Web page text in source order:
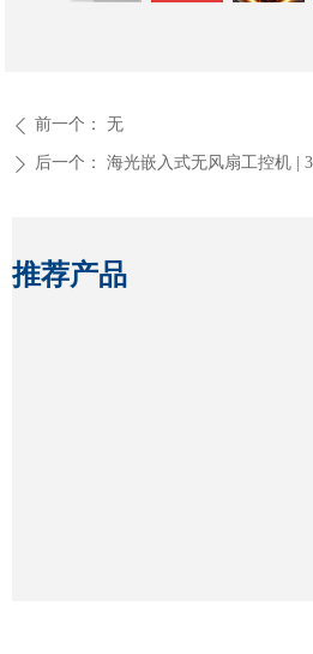
ꄲ 后一个： 海光嵌入式无风扇工控机 |
ꄴ 前一个： 无
推荐产品